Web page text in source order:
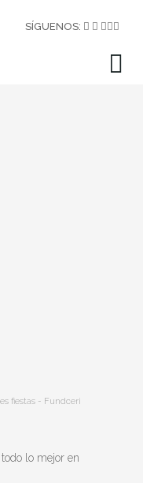
SÍGUENOS:
fiestas - Fundceri
lo mejor en